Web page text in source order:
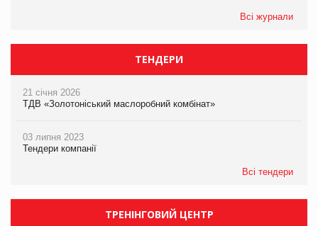
Всі журнали
ТЕНДЕРИ
21 січня 2026
ТДВ «Золотоніський маслоробний комбінат»
03 липня 2023
Тендери компанії
Всі тендери
ТРЕНІНГОВИЙ ЦЕНТР